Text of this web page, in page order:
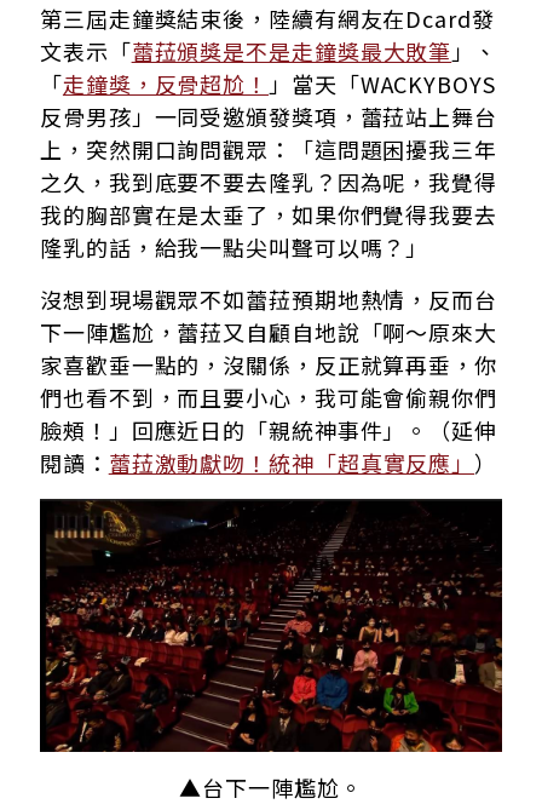
第三屆走鐘獎結束後，陸續有網友在Dcard發
文表示「蕾菈頒獎是不是走鐘獎最大敗筆 」、
「走鐘獎，反骨超尬！ 」當天「WACKYBOYS
反骨男孩」一同受邀頒發獎項，蕾菈站上舞台
上，突然開口詢問觀眾：「這問題困擾我三年
之久，我到底要不要去隆乳？因為呢，我覺得
我的胸部實在是太垂了，如果你們覺得我要去
隆乳的話，給我一點尖叫聲可以嗎？」
沒想到現場觀眾不如蕾菈預期地熱情，反而台
下一陣尷尬，蕾菈又自顧自地說「啊～原來大
家喜歡垂一點的，沒關係，反正就算再垂，你
們也看不到，而且要小心，我可能會偷親你們
臉頰！」回應近日的「親統神事件」。（延伸
閱讀： 蕾菈激動獻吻！統神「超真實反應」）
▲台下一陣尷尬。